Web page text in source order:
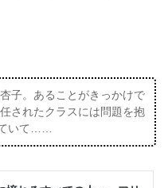
子。あることがきっかけで
されたクラスには問題を抱
いて……